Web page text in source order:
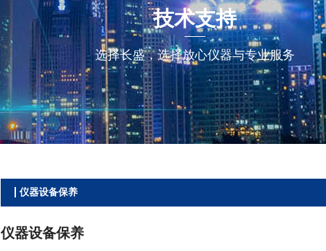
技术支持
选择长盛，选择放心仪器与专业服务
仪器设备保养
仪器设备保养